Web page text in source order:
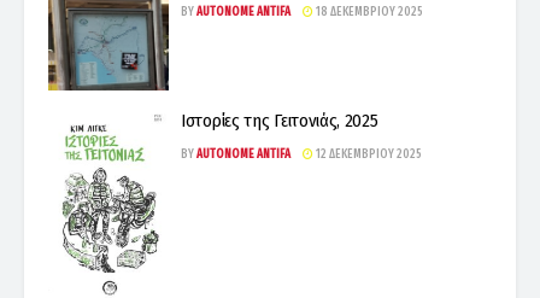
BYAUTONOME ANTIFA 18 ΔΕΚΕΜΒΡΊΟΥ 2025
Ιστορίες της Γειτονιάς, 2025
BYAUTONOME ANTIFA 12 ΔΕΚΕΜΒΡΊΟΥ 2025